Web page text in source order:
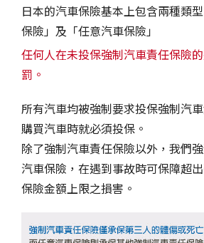
日本的汽車保險基本上包含兩種類
保險」及「任意汽車保險」
任何人在未投保強制汽車責任保險
罰。
所有汽車均被強制要求投保強制汽
購買汽車時就必須投保。
除了強制汽車責任保險以外，我們
汽車保險，在遇到事故時可保障超
保險金額上限之損害。